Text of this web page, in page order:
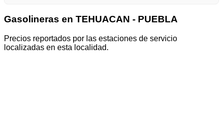
Gasolineras en TEHUACAN - PUEBLA
Precios reportados por las estaciones de servicio
localizadas en esta localidad.